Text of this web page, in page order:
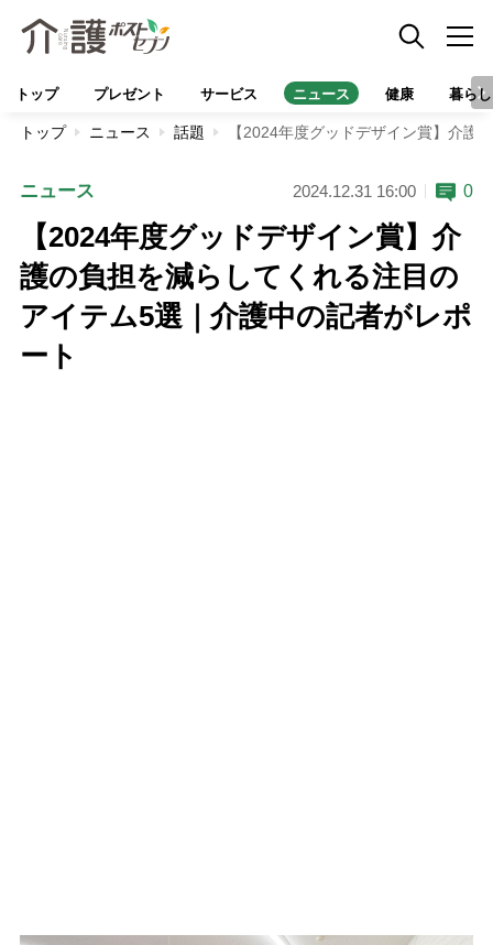
トップ プレゼント サービス ニュース 健康 暮らし
トップ ニュース 話題 【2024年度グッドデザイン賞】介護
ニュース 2024.12.31 16:00 0
【2024年度グッドデザイン賞】介
護の負担を減らしてくれる注目の
アイテム5選｜介護中の記者がレポ
ート